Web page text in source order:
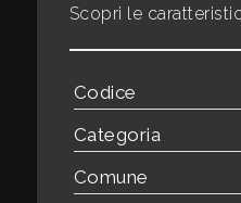
Scopri le
Codice
Categoria
Comune